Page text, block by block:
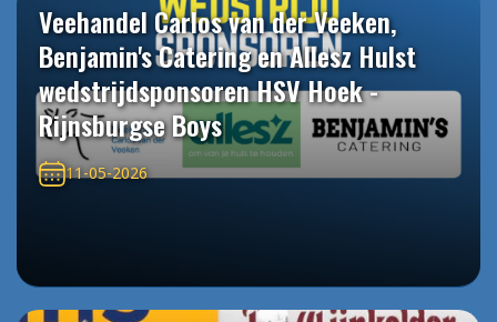
Veehandel Carlos van der Veeken,
Benjamin's Catering en Allesz Hulst
wedstrijdsponsoren HSV Hoek -
Rijnsburgse Boys
11-05-2026